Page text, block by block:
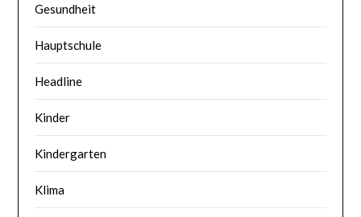
Gesundheit
Hauptschule
Headline
Kinder
Kindergarten
Klima